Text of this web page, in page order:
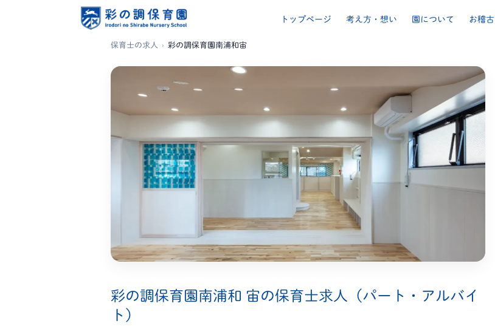
トップページ 考え方・想い 園について お稽古
保育士の求人 › 彩の調保育園南浦和宙
彩の調保育園南浦和 宙の保育士求人（パート・アルバイ
ト）